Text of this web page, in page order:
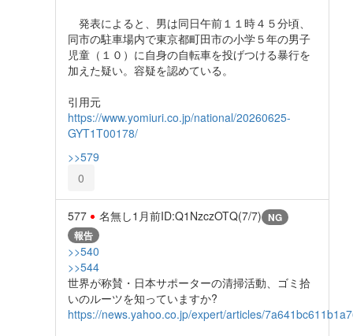
発表によると、男は同日午前１１時４５分頃、
同市の駐車場内で東京都町田市の小学５年の男子
児童（１０）に自身の自転車を投げつける暴行を
加えた疑い。容疑を認めている。
引用元
https://www.yomiuri.co.jp/national/20260625-
GYT1T00178/
>>579
0
577 名無し1月前ID:Q1NzczOTQ(7/7) NG
報告
>>540
>>544
世界が称賛・日本サポーターの清掃活動、ゴミ拾
いのルーツを知っていますか?
https://news.yahoo.co.jp/expert/articles/